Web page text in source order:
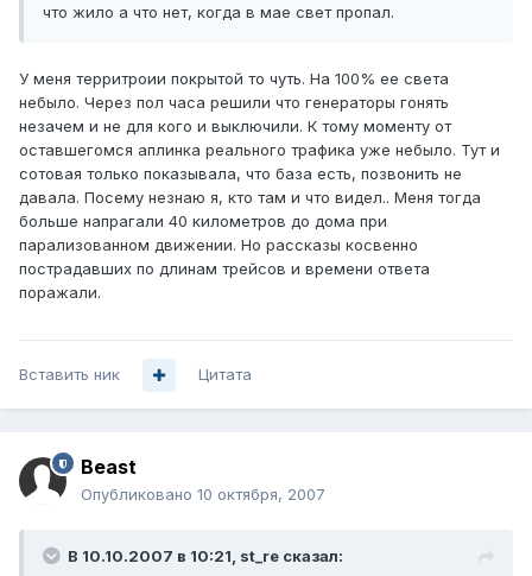
что жило а что нет, когда в мае свет пропал.
У меня территроии покрытой то чуть. На 100% ее света
небыло. Через пол часа решили что генераторы гонять
незачем и не для кого и выключили. К тому моменту от
оставшегомся аплинка реального трафика уже небыло. Тут и
сотовая только показывала, что база есть, позвонить не
давала. Посему незнаю я, кто там и что видел.. Меня тогда
больше напрагали 40 километров до дома при
парализованном движении. Но рассказы косвенно
пострадавших по длинам трейсов и времени ответа
поражали.
Вставить ник Цитата
Beast
Опубликовано 10 октября, 2007
В 10.10.2007 в 10:21, st_re сказал: